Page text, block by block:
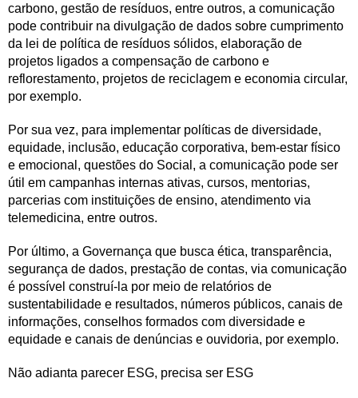
carbono, gestão de resíduos, entre outros, a comunicação
pode contribuir na divulgação de dados sobre cumprimento
da lei de política de resíduos sólidos, elaboração de
projetos ligados a compensação de carbono e
reflorestamento, projetos de reciclagem e economia circular,
por exemplo.
Por sua vez, para implementar políticas de diversidade,
equidade, inclusão, educação corporativa, bem-estar físico
e emocional, questões do Social, a comunicação pode ser
útil em campanhas internas ativas, cursos, mentorias,
parcerias com instituições de ensino, atendimento via
telemedicina, entre outros.
Por último, a Governança que busca ética, transparência,
segurança de dados, prestação de contas, via comunicação
é possível construí-la por meio de relatórios de
sustentabilidade e resultados, números públicos, canais de
informações, conselhos formados com diversidade e
equidade e canais de denúncias e ouvidoria, por exemplo.
Não adianta parecer ESG, precisa ser ESG